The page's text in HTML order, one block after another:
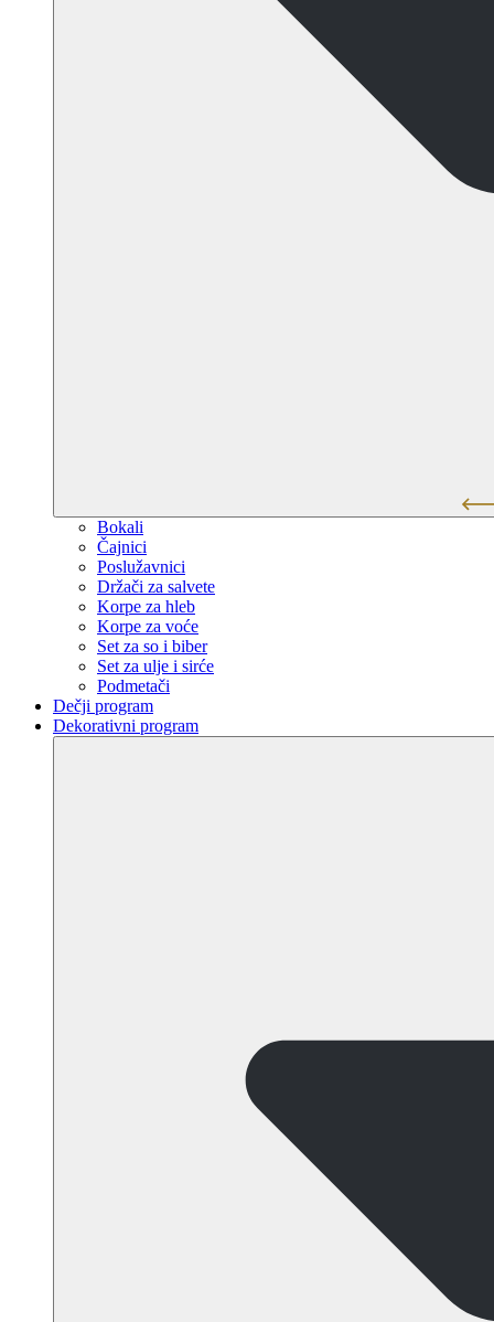
Bokali
Čajnici
Poslužavnici
Držači za salvete
Korpe za hleb
Korpe za voće
Set za so i biber
Set za ulje i sirće
Podmetači
Dečji program
Dekorativni program